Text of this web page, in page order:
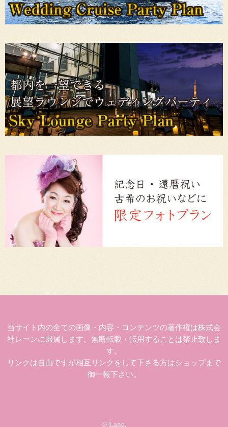
当サイト内の全ての画像・内容・コンテンツの著作権は株式会
社レーンに帰属します。無断転載・転用することは禁止致しま
す。
リンクは自由ですが相互リンクをして下さる方はショップまで
御一報下さい。
© Lane.